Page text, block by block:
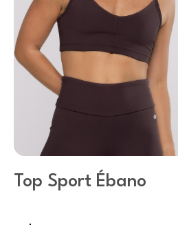
Top Sport Ébano